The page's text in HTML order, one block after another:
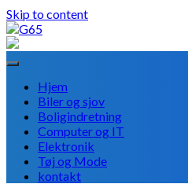
Skip to content
Hjem
Biler og sjov
Boligindretning
Computer og IT
Elektronik
Tøj og Mode
kontakt